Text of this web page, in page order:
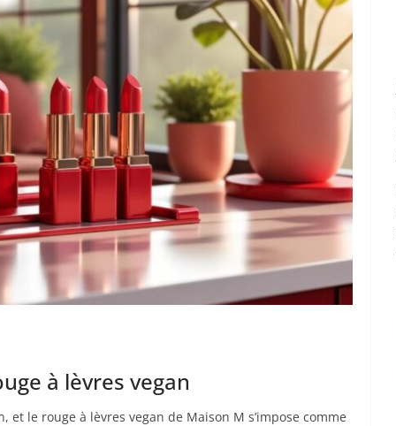
à lèvres vegan
le rouge à lèvres vegan de Maison M s’impose comme